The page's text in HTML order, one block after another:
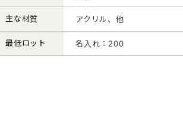
主な材質 アクリル、他
最低ロット 名入れ：200